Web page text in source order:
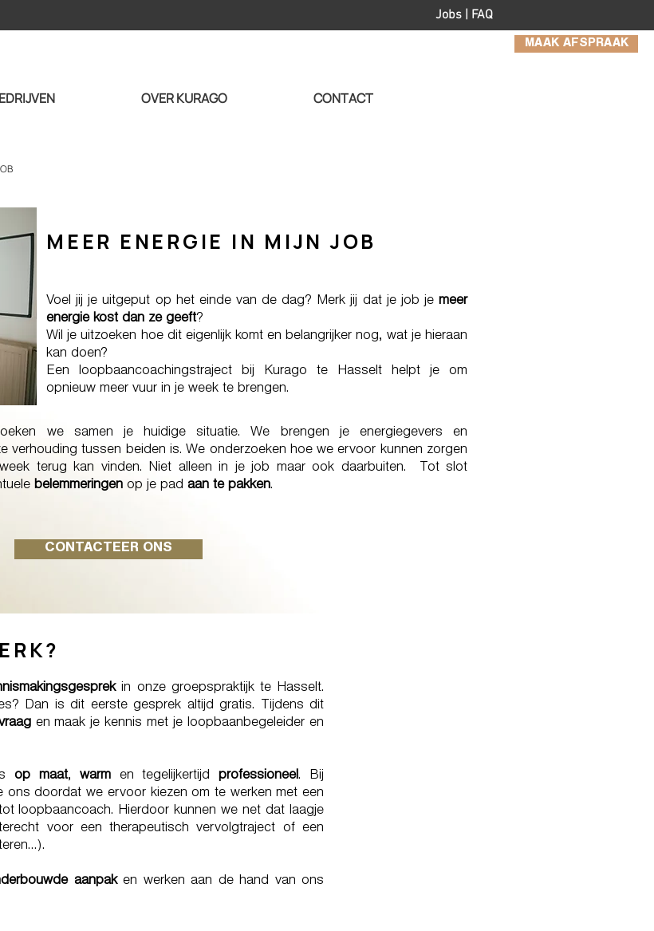
MAAK AFSPRAAK
Jobs | FAQ
OVER KURAGO CONTACT
MEER ENERGIE IN MIJN JOB
Voel jij je uitgeput op het einde van de dag? Merk jij dat je job je meer
energie kost dan ze geeft?
Wil je uitzoeken hoe dit eigenlijk komt en belangrijker nog, wat je hieraan
kan doen?
Een loopbaancoachingstraject bij Kurago te Hasselt helpt je om
opnieuw meer vuur in je week te brengen.
we samen je huidige situatie. We brengen je energiegevers en
verhouding tussen beiden is. We onderzoeken hoe we ervoor kunnen zorgen
terug kan vinden. Niet alleen in je job maar ook daarbuiten. Tot slot
belemmeringen op je pad aan te pakken.
CONTACTEER ONS
in onze groepspraktijk te Hasselt.
Dan is dit eerste gesprek altijd gratis. Tijdens dit
en maak je kennis met je loopbaanbegeleider en
op maat, warmen tegelijkertijd professioneel. Bij
doordat we ervoor kiezen om te werken met een
loopbaancoach. Hierdoor kunnen we net dat laagje
voor een therapeutisch vervolgtraject of een
aanpaken werken aan de hand van ons